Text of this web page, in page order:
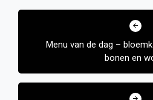
Bericht
Menu van de dag –
bonen en